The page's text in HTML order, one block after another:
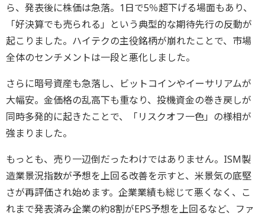
ら、発表後に株価は急落。1日で5％超下げる場面もあり、
「好決算でも売られる」という典型的な期待先行の反動が
起こりました。ハイテクの主役銘柄が崩れたことで、市場
全体のセンチメントは一段と悪化しました。
さらに暗号資産も急落し、ビットコインやイーサリアムが
大幅安。金価格の乱高下も重なり、投機資金の巻き戻しが
同時多発的に起きたことで、「リスクオフ一色」の様相が
強まりました。
もっとも、売り一辺倒だったわけではありません。ISM製
造業景況指数が予想を上回る改善を示すと、米景気の底堅
さが再評価され始めます。企業業績も総じて悪くなく、こ
れまで発表済み企業の約8割がEPS予想を上回るなど、ファ